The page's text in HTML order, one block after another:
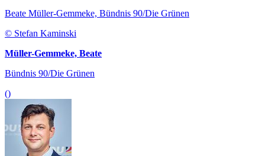
Beate Müller-Gemmeke, Bündnis 90/Die Grünen
© Stefan Kaminski
Müller-Gemmeke, Beate
Bündnis 90/Die Grünen
()